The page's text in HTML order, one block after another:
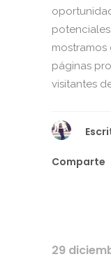
páginas
visitantes
Comparte
29